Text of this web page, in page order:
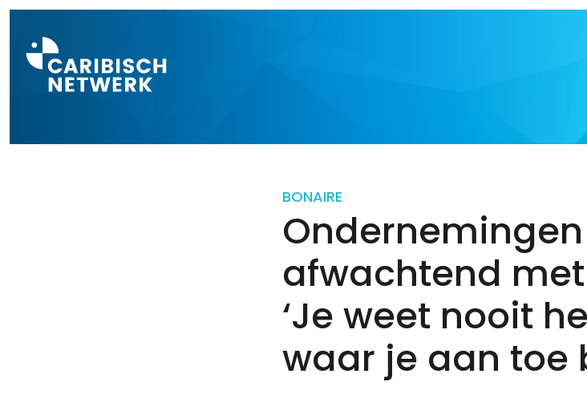
BONAIRE
Ondernemingen
afwachtend
‘Je weet nooit
waar je aan toe